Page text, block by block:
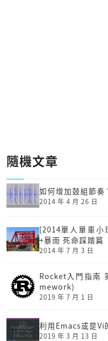
隨機文章
如何增加鼓組節奏
2014 年 4 月 26 日
[2014單人單車
+暴雨 死命踩踏篇
2014 年 7 月 3 日
Rocket入門指南
mework)
2019 年 7 月 1 日
利用Emacs或是
2019 年 3 月 13 日